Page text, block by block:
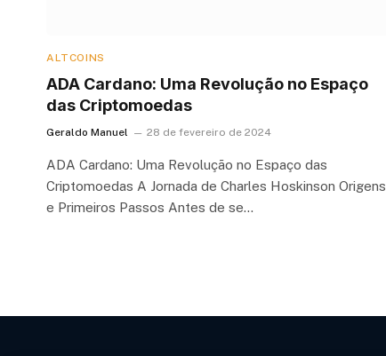
ALTCOINS
ADA Cardano: Uma Revolução no Espaço
das Criptomoedas
Geraldo Manuel 28 de fevereiro de 2024
ADA Cardano: Uma Revolução no Espaço das
Criptomoedas A Jornada de Charles Hoskinson Origens
e Primeiros Passos Antes de se…